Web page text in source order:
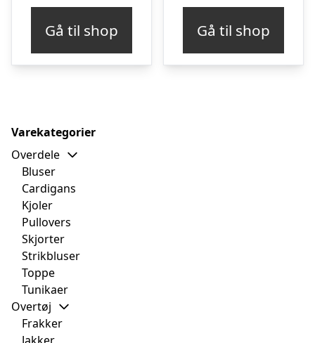
Gå til shop Gå til shop
Varekategorier
Overdele
Bluser
Cardigans
Kjoler
Pullovers
Skjorter
Strikbluser
Toppe
Tunikaer
Overtøj
Frakker